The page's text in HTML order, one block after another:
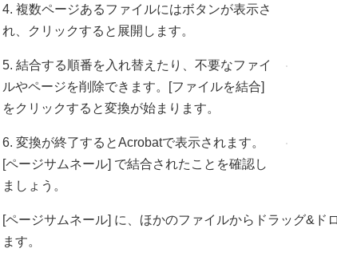
4. 複数ページあるファイルにはボタンが表示さ
れ、クリックすると展開します。
5. 結合する順番を入れ替えたり、不要なファイ
ルやページを削除できます。[ファイルを結合]
をクリックすると変換が始まります。
6. 変換が終了するとAcrobatで表示されます。
[ページサムネール] で結合されたことを確認し
ましょう。
[ページサムネール] に、ほかのファイルからドラッグ&ド
ます。